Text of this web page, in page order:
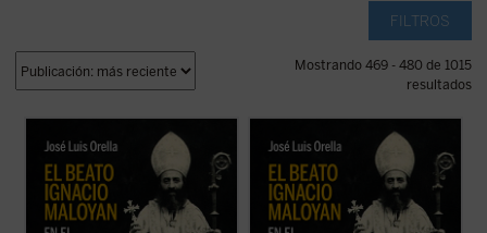
FILTROS
Mostrando 469 - 480 de 1015
resultados
El beato Ignacio Maloyan, arzobispo de
Mardin (Turquía), martirizado en 1915, es
uno de los seis obispos armenios católicos
que fueron víctimas del genocidio armenio
en las primeras décadas del siglo XX. Este
libro descubre aquella hermosa y ...
(ver
ficha)
El beato Ignacio Maloyan, arzobispo de
Mardin (Turquía), martirizado en 1915, es
uno de los seis obispos armenios católicos
que fueron víctimas del genocidio armenio
en las primeras décadas del siglo XX. Este
libro descubre aquella hermosa y ...
(ver
ficha)